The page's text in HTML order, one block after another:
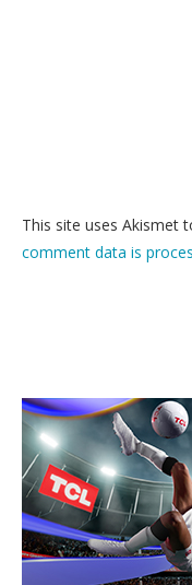
This site uses Akismet
comment data is